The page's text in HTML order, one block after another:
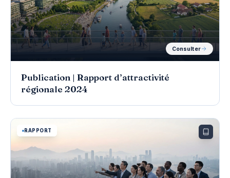
Consulter
Publication | Rapport d’attractivité
régionale 2024
RAPPORT